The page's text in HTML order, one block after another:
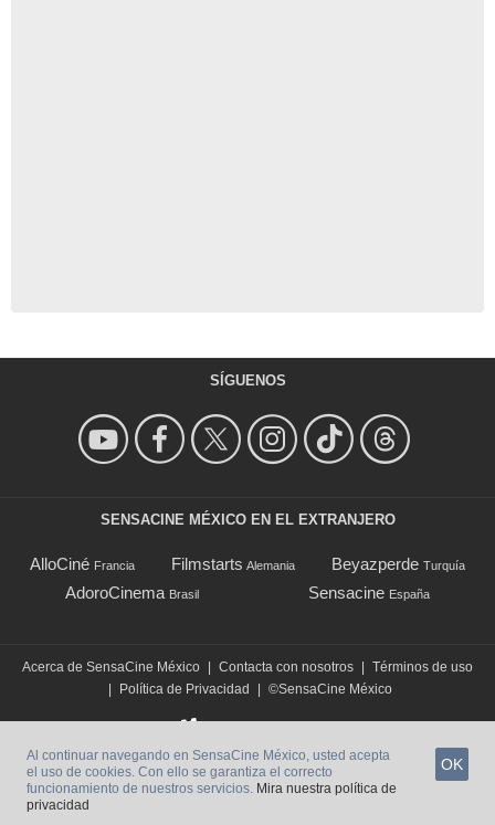
SÍGUENOS
SENSACINE MÉXICO EN EL EXTRANJERO
AlloCiné Francia Filmstarts Alemania Beyazperde Turquía
AdoroCinema Brasil Sensacine España
Acerca de SensaCine México | Contacta con nosotros | Términos de uso
|
Política de Privacidad | ©SensaCine México
Al continuar navegando en SensaCine México, usted acepta
el uso de cookies. Con ello se garantiza el correcto
funcionamiento de nuestros servicios. Mira nuestra política de
privacidad
OK